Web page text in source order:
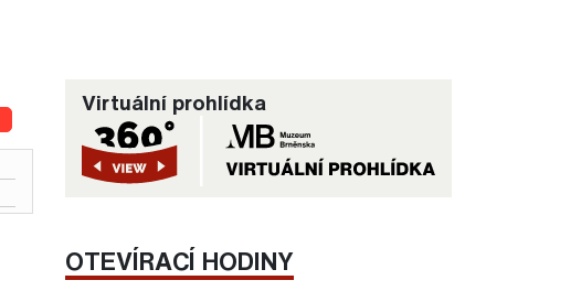
Virtuální prohlídka
OTEVÍRACÍ HODINY